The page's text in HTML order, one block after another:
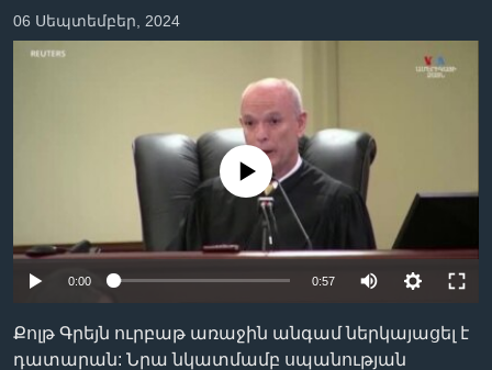
ԿԱՊ ՄԵԶ ՀԵՏ
Learning English
06 Սեպտեմբեր, 2024
No media source currently available
0:00 0:57
Քոլթ Գրեյն ուրբաթ առաջին անգամ ներկայացել է
դատարան: Նրա նկատմամբ սպանության